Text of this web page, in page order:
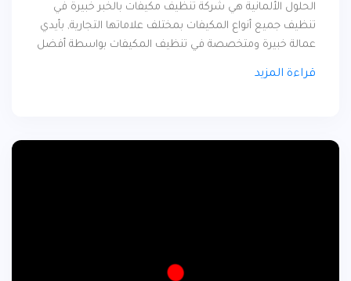
الحلول الألمانية هي شركة تنظيف مكيفات بالخبر خبيرة في
تنظيف جميع أنواع المكيفات بمختلف علاماتها التجارية, بأيدي
عمالة خبيرة ومتخصصة في تنظيف المكيفات بواسطة أفضل
التكييف من صيانة وتنظيف وتركيب فإذا كنت ترغب في
في هذا المقال عن بعض الخدمات المتعلقة بتنظيف مكيفات
قراءة المزيد